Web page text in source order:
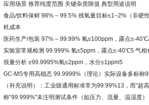
应用场景 推荐纯度范围 关键杂质限值 典型用途说明
食品/饮料保鲜 98% – 99.5% 残氧量目标≤1–2%（非硬
耗成本
医药生产/包装 97% – 99.99% 氧≤100ppm，露点≤-
实验室常规检测 99.999% 氧≤5ppm，露点≤-40℃5 气相
痕量分析 ≥99.9995%氧≤2ppm，水分≤1ppm5
GC-MS专用高稳态 99.9999%（理论）实际设备多标称
（补充说明）：工业级通用标准常为99.99%13，而“
称“99.999%"未注明测试条件（如压力、流量、温湿